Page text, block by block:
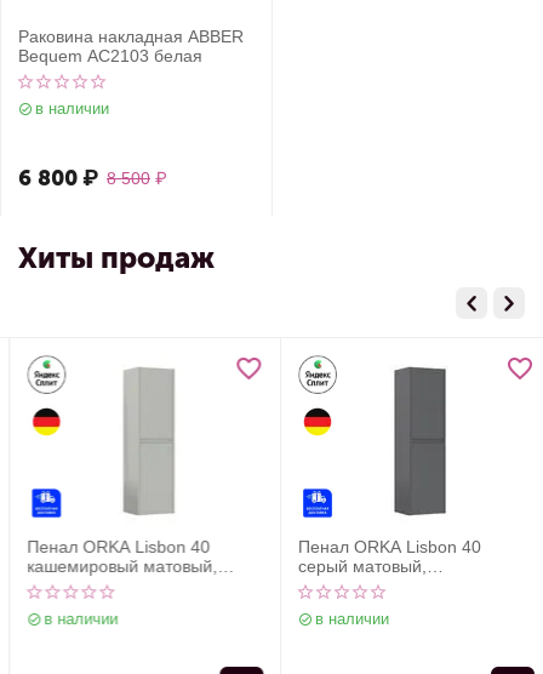
Раковина накладная ABBER
Bequem AC2103 белая
в наличии
8 500 ₽
6 800₽
Хиты продаж
Пенал ORKA Lisbon 40
кашемировый матовый,
универсальный
в наличии
Пенал ORKA Lisbon 40
серый матовый,
универсальный
в наличии